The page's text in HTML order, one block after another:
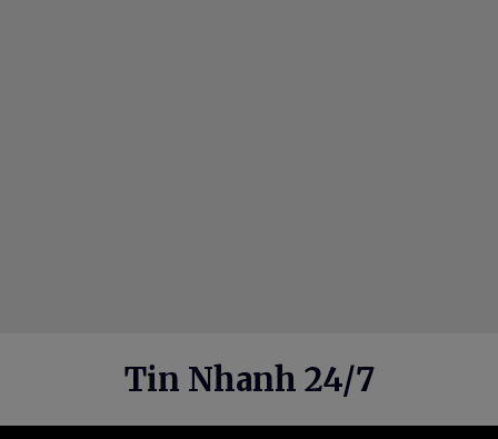
Tin Nhanh 24/7